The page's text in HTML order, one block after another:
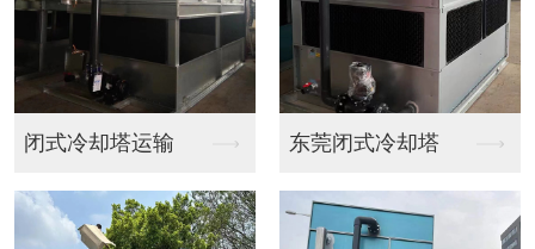
闭式冷却塔运输 东莞闭式冷却塔